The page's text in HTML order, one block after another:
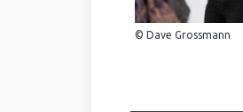
© Dave Grossmann